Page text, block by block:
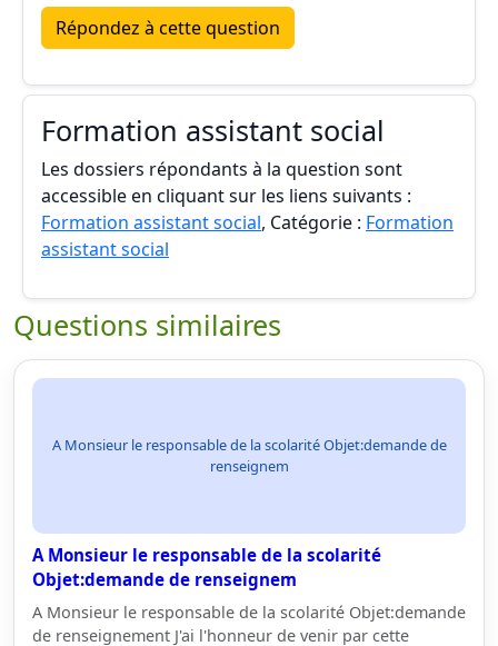
Répondez à cette question
Formation assistant social
Les dossiers répondants à la question sont
accessible en cliquant sur les liens suivants :
Formation assistant social, Catégorie : Formation
assistant social
Questions similaires
A Monsieur le responsable de la scolarité Objet:demande de
renseignem
A Monsieur le responsable de la scolarité
Objet:demande de renseignem
A Monsieur le responsable de la scolarité Objet:demande
de renseignement J'ai l'honneur de venir par cette